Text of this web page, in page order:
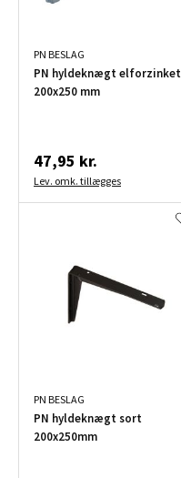
PN BESLAG
PN hyldeknægt elforzinket
200x250 mm
47,95 kr.
Lev. omk. tillægges
PN BESLAG
PN hyldeknægt sort
200x250mm